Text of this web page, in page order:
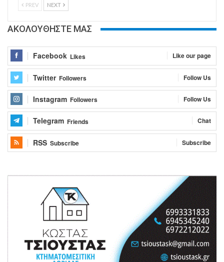
PREV NEXT
ΑΚΟΛΟΥΘΗΣΤΕ ΜΑΣ
Facebook Likes Like our page
Twitter Followers Follow Us
Instagram Followers Follow Us
Telegram Friends Chat
RSS Subscribe Subscribe